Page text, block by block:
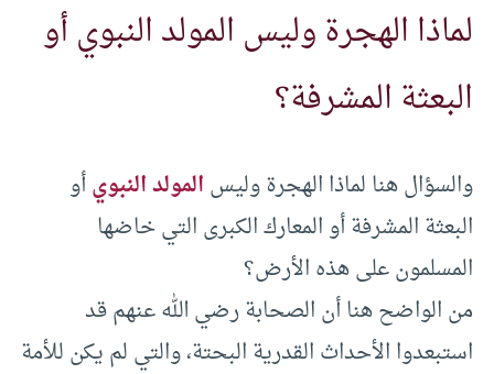
لماذا الهجرة وليس المولد النبوي أو
البعثة المشرفة؟
والسؤال هنا لماذا الهجرة وليسالمولد النبويأو
البعثة المشرفة أو المعارك الكبرى التي خاضها
المسلمون على هذه الأرض؟
من الواضح هنا أن الصحابة رضي الله عنهم قد
استبعدوا الأحداث القدرية البحتة، والتي لم يكن للأمة